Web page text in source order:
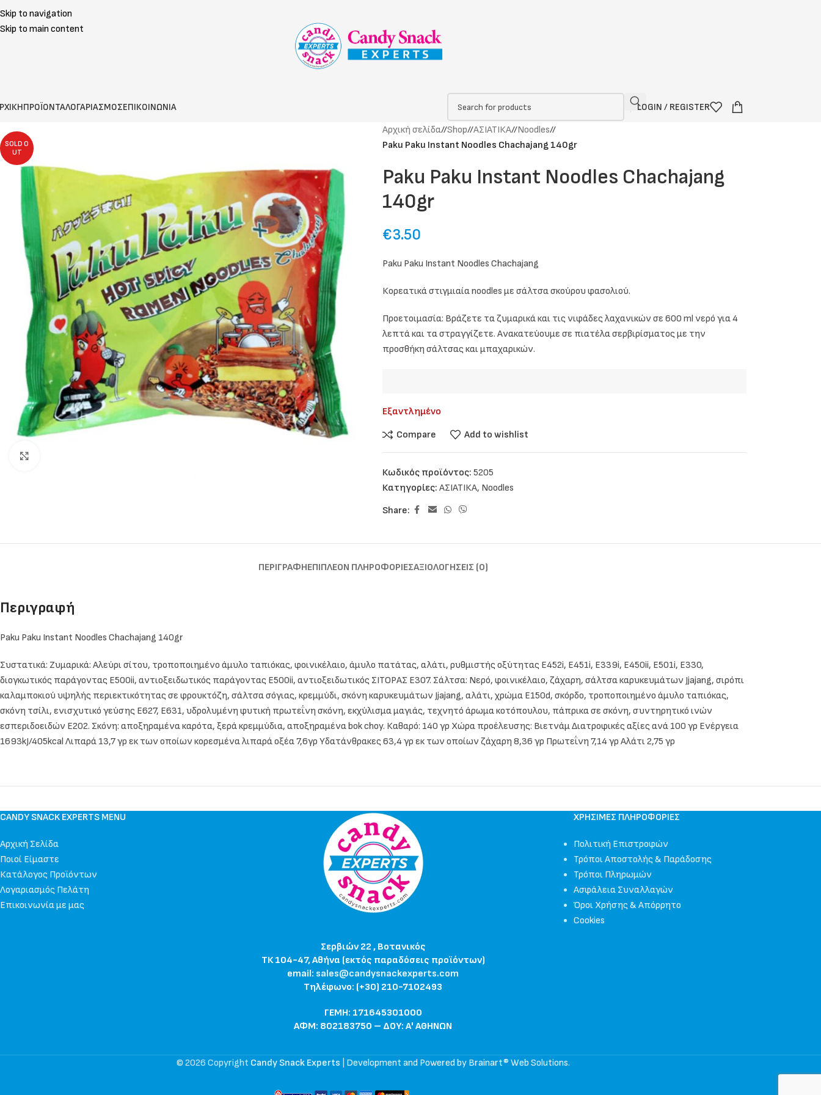
Skip to navigation
Skip to main content
ΠΡΟΪΟΝΤΑΛΟΓΑΡΙΑΣΜΟΣΕΠΙΚΟΙΝΩΝΙΑ LOGIN / REGISTER
SOLD O
UT
Αρχική σελίδα/ Shop/ ΑΣΙΑΤΙΚΑ/ Noodles/
Paku Paku Instant Noodles Chachajang 140gr
Paku Paku Instant Noodles Chachajang
140gr
€3.50
Paku Paku Instant Noodles Chachajang
Κορεατικά στιγμιαία noodles με σάλτσα σκούρου φασολιού.
Προετοιμασία: Βράζετε τα ζυμαρικά και τις νιφάδες λαχανικών σε 600 ml νερό για 4
λεπτά και τα στραγγίζετε. Ανακατεύουμε σε πιατέλα σερβιρίσματος με την
προσθήκη σάλτσας και μπαχαρικών.
Εξαντλημένο
Compare
Add to wishlist
Κωδικός προϊόντος: 5205
Κατηγορίες: ΑΣΙΑΤΙΚΑ, Noodles
Share:
ΠΕΡΙΓΡΑΦΉΕΠΙΠΛΈΟΝ ΠΛΗΡΟΦΟΡΊΕΣΑΞΙΟΛΟΓΉΣΕΙΣ (0)
Περιγραφή
Paku Paku Instant Noodles Chachajang 140gr
Συστατικά: Ζυμαρικά: Αλεύρι σίτου, τροποποιημένο άμυλο ταπιόκας, φοινικέλαιο, άμυλο πατάτας, αλάτι, ρυθμιστής οξύτητας E452i, E451i, E339i, E450ii, E501i, E330,
διογκωτικός παράγοντας E500ii, αντιοξειδωτικός παράγοντας E500ii, αντιοξειδωτικός ΣΙΤΟΡΑΣ Ε307. Σάλτσα: Νερό, φοινικέλαιο, ζάχαρη, σάλτσα καρυκευμάτων Jjajang, σιρόπι
καλαμποκιού υψηλής περιεκτικότητας σε φρουκτόζη, σάλτσα σόγιας, κρεμμύδι, σκόνη καρυκευμάτων Jjajang, αλάτι, χρώμα E150d, σκόρδο, τροποποιημένο άμυλο ταπιόκας,
σκόνη τσίλι, ενισχυτικό γεύσης E627, E631, υδρολυμένη φυτική πρωτεΐνη σκόνη, εκχύλισμα μαγιάς, τεχνητό άρωμα κοτόπουλου, πάπρικα σε σκόνη, συντηρητικό ινών
εσπεριδοειδών E202. Σκόνη: αποξηραμένα καρότα, ξερά κρεμμύδια, αποξηραμένα bok choy. Καθαρό: 140 γρ Χώρα προέλευσης: Βιετνάμ Διατροφικές αξίες ανά 100 γρ Ενέργεια
1693kJ/405kcal Λιπαρά 13,7 γρ εκ των οποίων κορεσμένα λιπαρά οξέα 7,6γρ Υδατάνθρακες 63,4 γρ εκ των οποίων ζάχαρη 8,36 γρ Πρωτεΐνη 7,14 γρ Αλάτι 2,75 γρ
CANDY SNACK EXPERTS MENU
Αρχική Σελίδα
Ποιοί Είμαστε
Κατάλογος Προϊόντων
Λογαριασμός Πελάτη
Επικοινωνία με μας
Σερβιών 22 , Βοτανικός
ΤΚ 104-47, Αθήνα (εκτός παραδόσεις προϊόντων)
email: sales@candysnackexperts.com
Τηλέφωνο: (+30) 210-7102493
ΓΕΜΗ: 171645301000
ΑΦΜ: 802183750 – ΔΟΥ: Α' ΑΘΗΝΩΝ
ΧΡΉΣΙΜΕΣ ΠΛΗΡΟΦΟΡΊΕΣ
Πολιτική Επιστροφών
Τρόποι Αποστολής & Παράδοσης
Τρόποι Πληρωμών
Ασφάλεια Συναλλαγών
Όροι Χρήσης & Απόρρητο
Cookies
© 2026 Copyright Candy Snack Experts Development and Powered by Brainart® Web Solutions.